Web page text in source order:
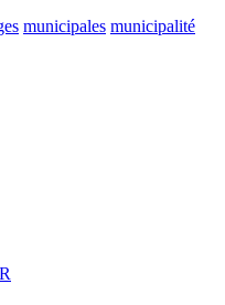
municipales municipalité